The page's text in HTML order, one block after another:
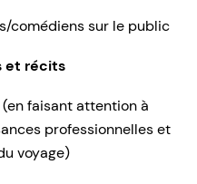
comédiens sur le public
et récits
faisant attention à
professionnelles et
voyage)